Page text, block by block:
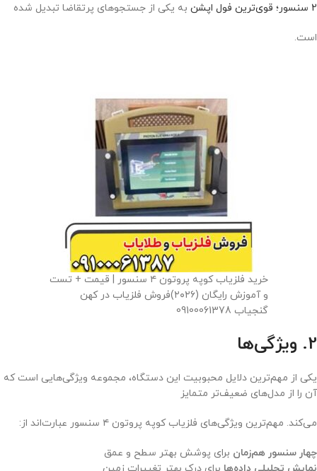
2 سنسور؛ قوی‌ترین فول اپشن
به یکی از جستجوهای پرتقاضا تبدیل شده
است.
خرید فلزیاب کوپه پروتون ۴ سنسور | قیمت + تست
و آموزش رایگان (۲۰۲۶)فروش فلزیاب در کهن
گنجیاب 09100061378
2. ویژگی‌ها
یکی از مهم‌ترین دلایل محبوبیت این دستگاه، مجموعه ویژگی‌هایی است که
آن را از مدل‌های ضعیف‌تر متمایز
می‌کند. مهم‌ترین ویژگی‌های فلزیاب کوپه پروتون ۴ سنسور عبارت‌اند از:
چهار سنسور هم‌زمان برای پوشش بهتر سطح و عمق